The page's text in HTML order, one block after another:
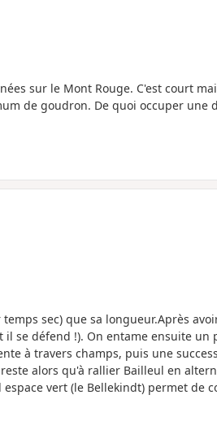
sur le Mont Rouge. C'est court
de goudron. De quoi occuper une
sec) que sa longueur.Après
se défend !). On entame ensuite un
à travers champs, puis une
alors qu'à rallier Bailleul en
vert (le Bellekindt) permet de